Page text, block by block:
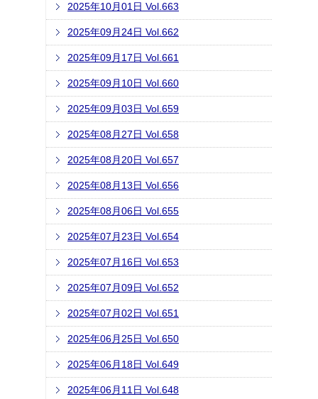
2025年10月01日 Vol.663
2025年09月24日 Vol.662
2025年09月17日 Vol.661
2025年09月10日 Vol.660
2025年09月03日 Vol.659
2025年08月27日 Vol.658
2025年08月20日 Vol.657
2025年08月13日 Vol.656
2025年08月06日 Vol.655
2025年07月23日 Vol.654
2025年07月16日 Vol.653
2025年07月09日 Vol.652
2025年07月02日 Vol.651
2025年06月25日 Vol.650
2025年06月18日 Vol.649
2025年06月11日 Vol.648